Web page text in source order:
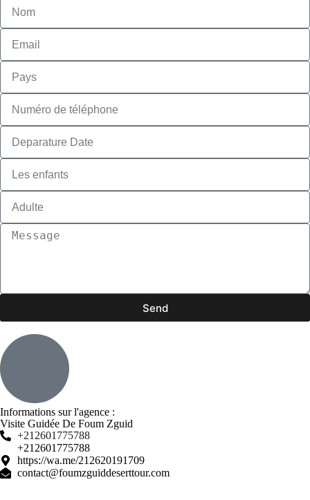
Send
Informations sur l'agence :
Visite Guidée De Foum Zguid
+212601775788
+212601775788
https://wa.me/212620191709
contact@foumzguiddeserttour.com